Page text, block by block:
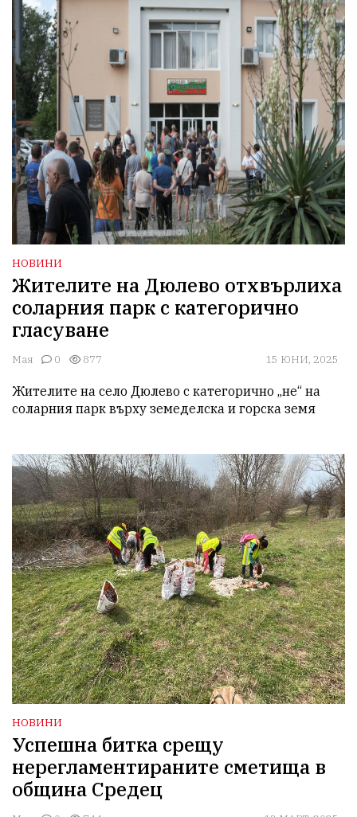
НОВИНИ
Жителите на Дюлево отхвърлиха
соларния парк с категорично
гласуване
Мая 0 877 15 ЮНИ, 2025
Жителите на село Дюлево с категорично „не“ на
соларния парк върху земеделска и горска земя
НОВИНИ
Успешна битка срещу
нерегламентираните сметища в
община Средец